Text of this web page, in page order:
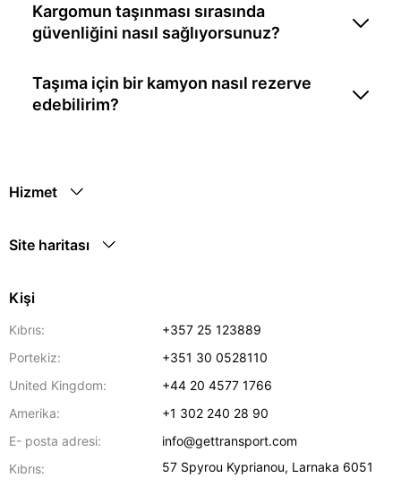
Kargomun taşınması sırasında
güvenliğini nasıl sağlıyorsunuz?
Taşıma için bir kamyon nasıl rezerve
edebilirim?
Hizmet
Site haritası
Kişi
Kıbrıs:
+357 25 123889
Portekiz:
+351 30 0528110
United Kingdom:
+44 20 4577 1766
Amerika:
+1 302 240 28 90
E- posta adresi:
info@gettransport.com
Kıbrıs:
57 Spyrou Kyprianou, Larnaka 6051